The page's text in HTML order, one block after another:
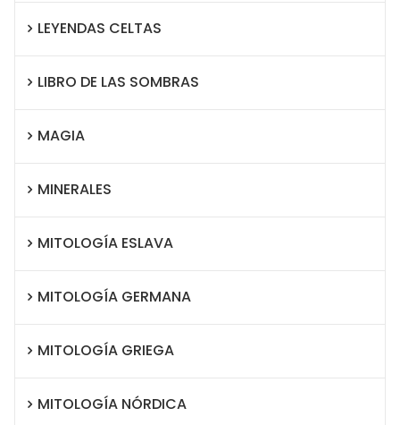
LEYENDAS CELTAS
LIBRO DE LAS SOMBRAS
MAGIA
MINERALES
MITOLOGÍA ESLAVA
MITOLOGÍA GERMANA
MITOLOGÍA GRIEGA
MITOLOGÍA NÓRDICA